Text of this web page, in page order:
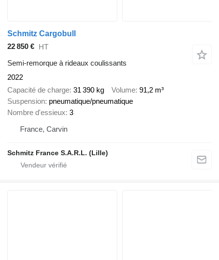
Schmitz Cargobull
22 850 €
HT
Semi-remorque à rideaux coulissants
2022
Capacité de charge 31 390 kg Volume 91,2 m³
Suspension pneumatique/pneumatique
Nombre d'essieux 3
France, Carvin
Schmitz France S.A.R.L. (Lille)